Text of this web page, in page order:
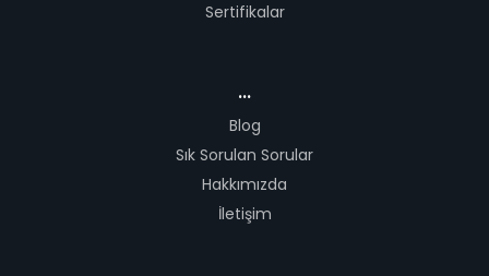
Sertifikalar
...
Blog
Sık Sorulan Sorular
Hakkımızda
İletişim